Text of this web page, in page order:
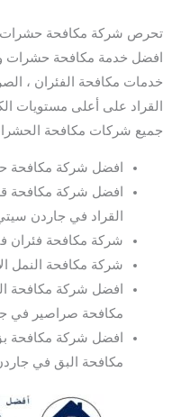
تحرص شركة مكافحة حشرات
افضل خدمة مكافحة حشرات
خدمات مكافحة الفئران ،
القراد على أعلى مستويات
جميع شركات مكافحة
افضل شركة مكافحة
افضل شركة مكافحة
القراد في جاردن
شركة مكافحة فئران
شركة مكافحة النمل
افضل شركة مكافحة
مكافحة صراصير في
افضل شركة مكافحة
مكافحة البق في